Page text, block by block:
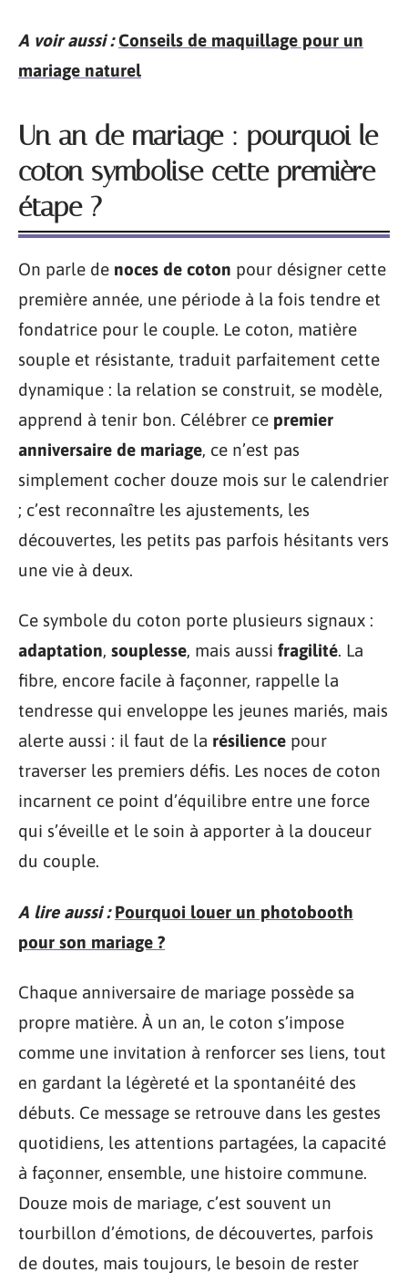
A voir aussi : Conseils de maquillage pour un
mariage naturel
Un an de mariage : pourquoi le
coton symbolise cette première
étape ?
On parle de noces de coton pour désigner cette
première année, une période à la fois tendre et
fondatrice pour le couple. Le coton, matière
souple et résistante, traduit parfaitement cette
dynamique : la relation se construit, se modèle,
apprend à tenir bon. Célébrer ce premier
anniversaire de mariage, ce n’est pas
simplement cocher douze mois sur le calendrier
; c’est reconnaître les ajustements, les
découvertes, les petits pas parfois hésitants vers
une vie à deux.
Ce symbole du coton porte plusieurs signaux :
adaptation, souplesse, mais aussi fragilité. La
fibre, encore facile à façonner, rappelle la
tendresse qui enveloppe les jeunes mariés, mais
alerte aussi : il faut de la résilience pour
traverser les premiers défis. Les noces de coton
incarnent ce point d’équilibre entre une force
qui s’éveille et le soin à apporter à la douceur
du couple.
A lire aussi : Pourquoi louer un photobooth
pour son mariage ?
Chaque anniversaire de mariage possède sa
propre matière. À un an, le coton s’impose
comme une invitation à renforcer ses liens, tout
en gardant la légèreté et la spontanéité des
débuts. Ce message se retrouve dans les gestes
quotidiens, les attentions partagées, la capacité
à façonner, ensemble, une histoire commune.
Douze mois de mariage, c’est souvent un
tourbillon d’émotions, de découvertes, parfois
de doutes, mais toujours, le besoin de rester